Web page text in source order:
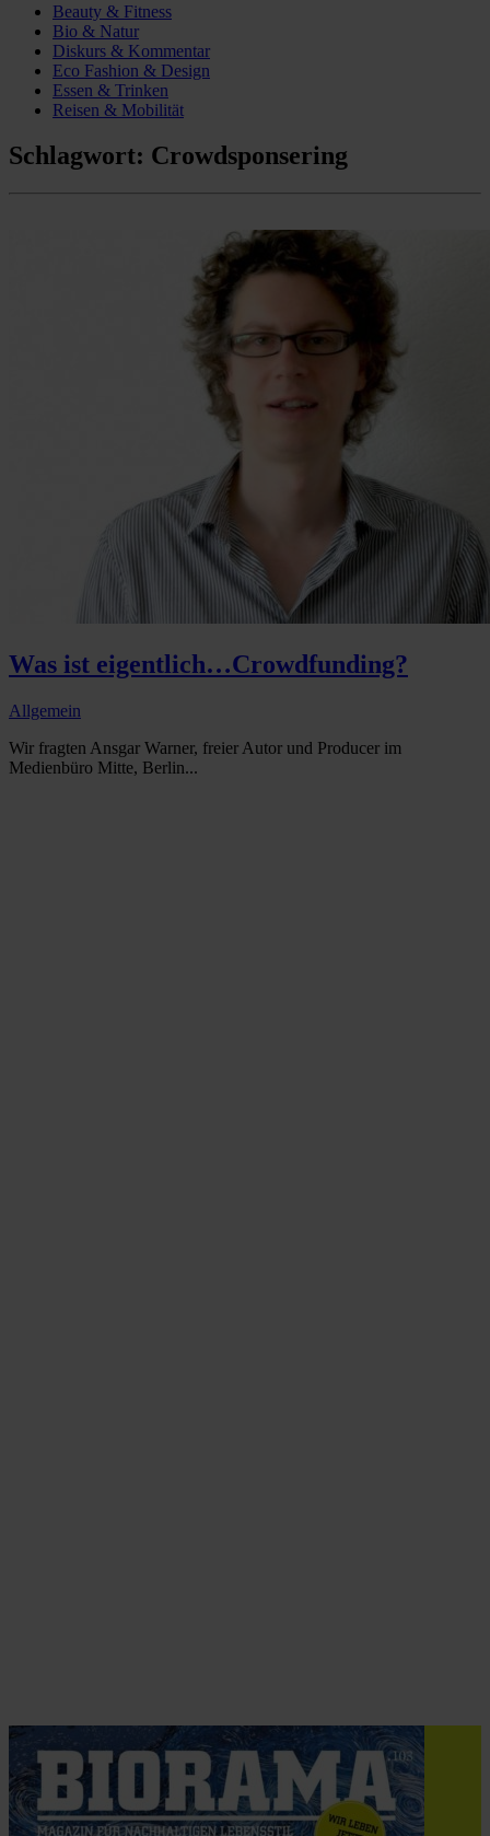
Beauty & Fitness
Bio & Natur
Diskurs & Kommentar
Eco Fashion & Design
Essen & Trinken
Reisen & Mobilität
Schlagwort: Crowdsponsering
Was ist eigentlich…Crowdfunding?
Allgemein
Wir fragten Ansgar Warner, freier Autor und Producer im
Medienbüro Mitte, Berlin...